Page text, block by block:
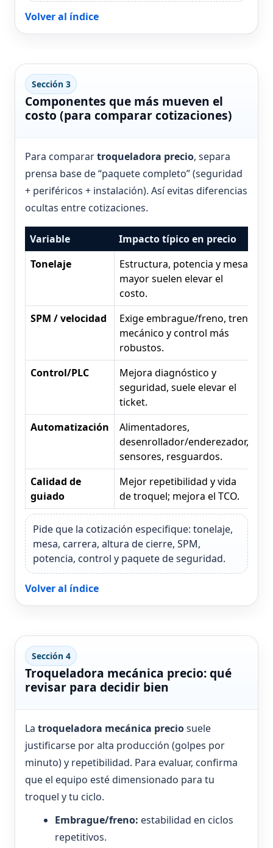
Volver al índice
Sección 3
Componentes que más mueven el
costo (para comparar cotizaciones)
Para comparartroqueladora precio, separa
prensa base de “paquete completo” (seguridad
+ periféricos + instalación). Así evitas diferencias
ocultas entre cotizaciones.
Variable
Impacto típico en precio
Tonelaje
Estructura, potencia y mesa
mayor suelen elevar el
costo.
SPM / velocidad
Exige embrague/freno, tren
mecánico y control más
robustos.
Control/PLC
Mejora diagnóstico y
seguridad, suele elevar el
ticket.
Automatización
Alimentadores,
desenrollador/enderezador,
sensores, resguardos.
Calidad de
guiado
Mejor repetibilidad y vida
de troquel; mejora el TCO.
Pide que la cotización especifique: tonelaje,
mesa, carrera, altura de cierre, SPM,
potencia, control y paquete de seguridad.
Volver al índice
Sección 4
Troqueladora mecánica precio: qué
revisar para decidir bien
La troqueladora mecánica preciosuele
justificarse por alta producción (golpes por
minuto) y repetibilidad. Para evaluar, confirma
que el equipo esté dimensionado para tu
troquel y tu ciclo.
Embrague/freno: estabilidad en ciclos
repetitivos.